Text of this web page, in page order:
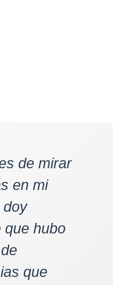
de mirar
en mi
doy
que hubo
que